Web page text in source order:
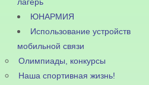
ЮНАРМИЯ
Использование устройств
мобильной связи
Олимпиады, конкурсы
Наша спортивная жизнь!